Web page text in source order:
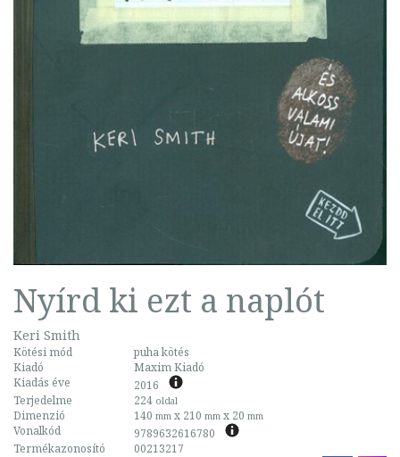
Nyírd ki ezt a naplót
Keri Smith
Kötési mód
puha kötés
Kiadó
Maxim Kiadó
Kiadás éve
2016
Terjedelme
224 oldal
Dimenzió 140 mm x 210 mm x 20 mm
Vonalkód
9789632616780
Termékazonosító
00213217